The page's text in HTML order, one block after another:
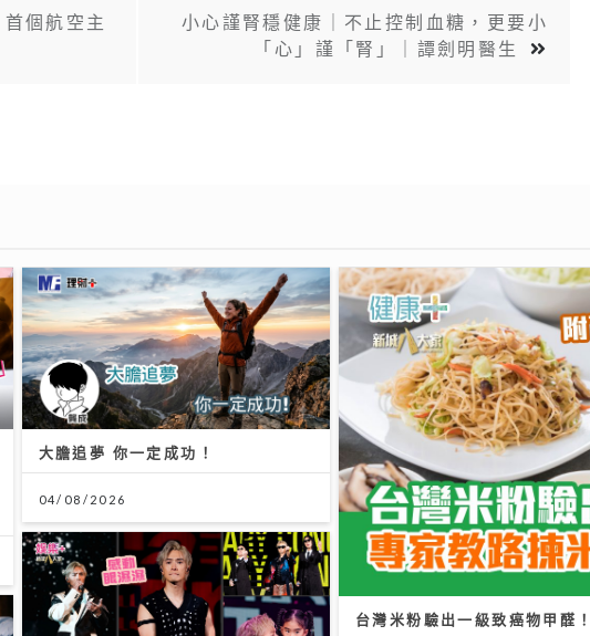
個航空主
小心謹腎穩健康｜不止控制血糖，更要小
「心」謹「腎」｜譚劍明醫生
大膽追夢 你一定成功！
04/08/2026
台灣米粉驗出一級致癌物甲醛